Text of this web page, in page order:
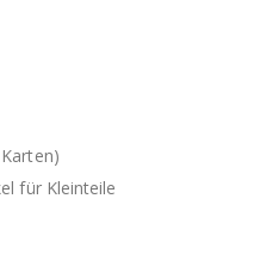
für Kleinteile